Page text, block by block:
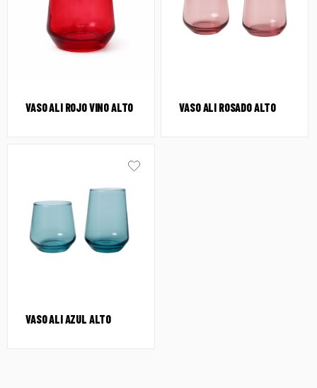
VASO ALI ROJO VINO ALTO VASO ALI ROSADO ALTO
VASO ALI AZUL ALTO